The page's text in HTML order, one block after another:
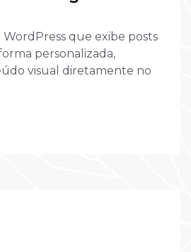
que exibe posts
personalizada,
visual diretamente no